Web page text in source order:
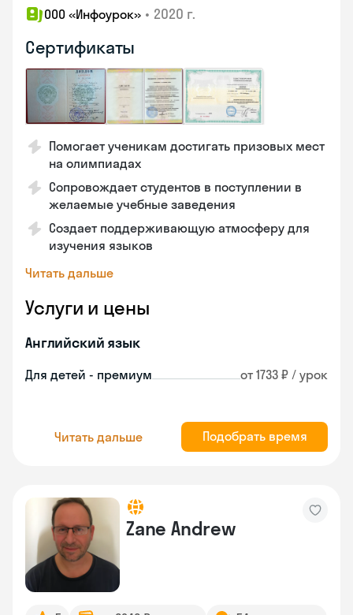
ООО «Инфоурок» • 2020 г.
Сертификаты
Помогает ученикам достигать призовых мест
на олимпиадах
Сопровождает студентов в поступлении в
желаемые учебные заведения
Создает поддерживающую атмосферу для
изучения языков
Читать дальше
Услуги и цены
Английский язык
Для детей - премиум от 1733 ₽ / урок
Читать дальше Подобрать время
Zane Andrew